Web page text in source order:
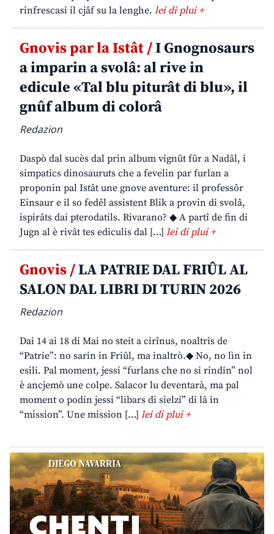
rinfrescasi il cjâf su la lenghe. lei di plui +
Gnovis par la Istât /I Gnognosaurs
a imparin a svolâ: al rive in
edicule «Tal blu piturât di blu», il
gnûf album di colorâ
Redazion
Daspò dal sucès dal prin album vignût fûr a Nadâl, i
simpatics dinosauruts che a fevelin par furlan a
proponin pal Istât une gnove aventure: il professôr
Einsaur e il so fedêl assistent Blik a provin di svolâ,
ispirâts dai pterodatils. Rivarano? ◆ A partî de fin di
Jugn al è rivât tes ediculis dal […] lei di plui +
Gnovis /LA PATRIE DAL FRIÛL AL
SALON DAL LIBRI DI TURIN 2026
Redazion
Dai 14 ai 18 di Mai no steit a cirînus, noaltris de
“Patrie”: no sarin in Friûl, ma inaltrò.◆ No, no lìn in
esili. Pal moment, jessi “furlans che no si rindin” nol
è ancjemò une colpe. Salacor lu deventarà, ma pal
moment o podin jessi “libars di sielzi” di lâ in
“mission”. Une mission […] lei di plui +